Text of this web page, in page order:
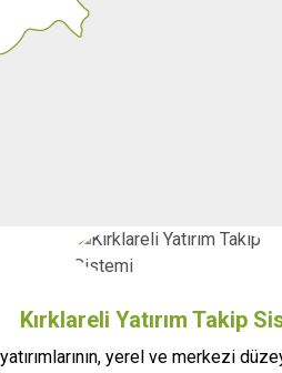
Kırklareli Yatırım Takip
yerel ve merkezi